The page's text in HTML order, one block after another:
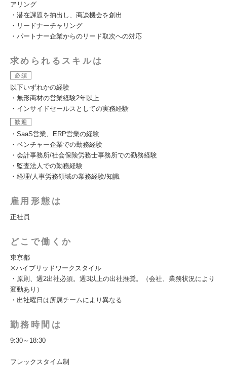
アリング
・潜在課題を抽出し、商談機会を創出
・リードナーチャリング
・パートナー企業からのリード取次への対応
求められるスキルは
必須
以下いずれかの経験
・無形商材の営業経験2年以上
・インサイドセールスとしての実務経験
歓迎
・SaaS営業、ERP営業の経験
・ベンチャー企業での勤務経験
・会計事務所/社会保険労務士事務所での勤務経験
・監査法人での勤務経験
・経理/人事労務領域の業務経験/知識
雇用形態は
正社員
どこで働くか
東京都
※ハイブリッドワークスタイル
・原則、週2出社必須。週3以上の出社推奨。（会社、業務状況により
変動あり）
・出社曜日は所属チームにより異なる
勤務時間は
9:30～18:30
フレックスタイム制